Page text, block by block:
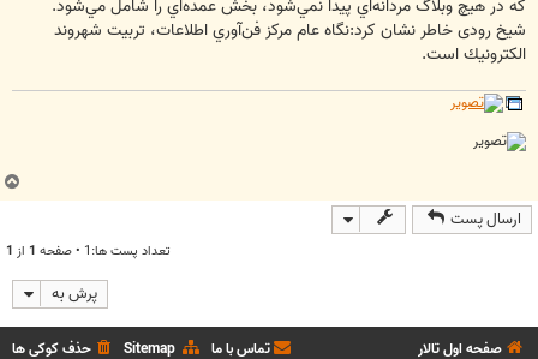
كه در هيچ وبلاگ مردانه‌اي پيدا نمي‌شود، بخش عمده‌اي را شامل مي‌شود.
شیخ رودی خاطر نشان کرد:نگاه عام مركز فن‌آوري اطلاعات، تربيت شهروند
الكترونيك است.
ارسال پست
تعداد پست ها:1 • صفحه 1 از 1
پرش به
صفحه اول تالار حذف کوکی ها Sitemap تماس با ما